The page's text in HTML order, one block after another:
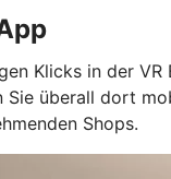
Klicks in der
überall dort
Shops.